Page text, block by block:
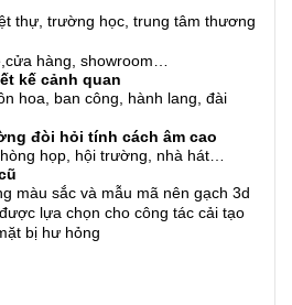
thự, trường học, trung tâm thương
hàng, showroom…
kế cảnh quan
hoa, ban công, hành lang, đài
đòi hỏi tính cách âm cao
họp, hội trường, nhà hát…
màu sắc và mẫu mã nên gạch 3d
lựa chọn cho công tác cải tạo
bị hư hỏng